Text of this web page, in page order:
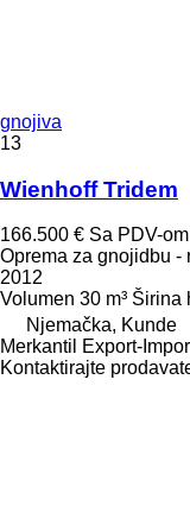
gnojiva
13
Wienhoff Tridem
166.500 € Sa PDV-om
Oprema za gnojidbu -
2012
Volumen 30 m³ Širina
Njemačka, Kunde
Merkantil Export-
Kontaktirajte